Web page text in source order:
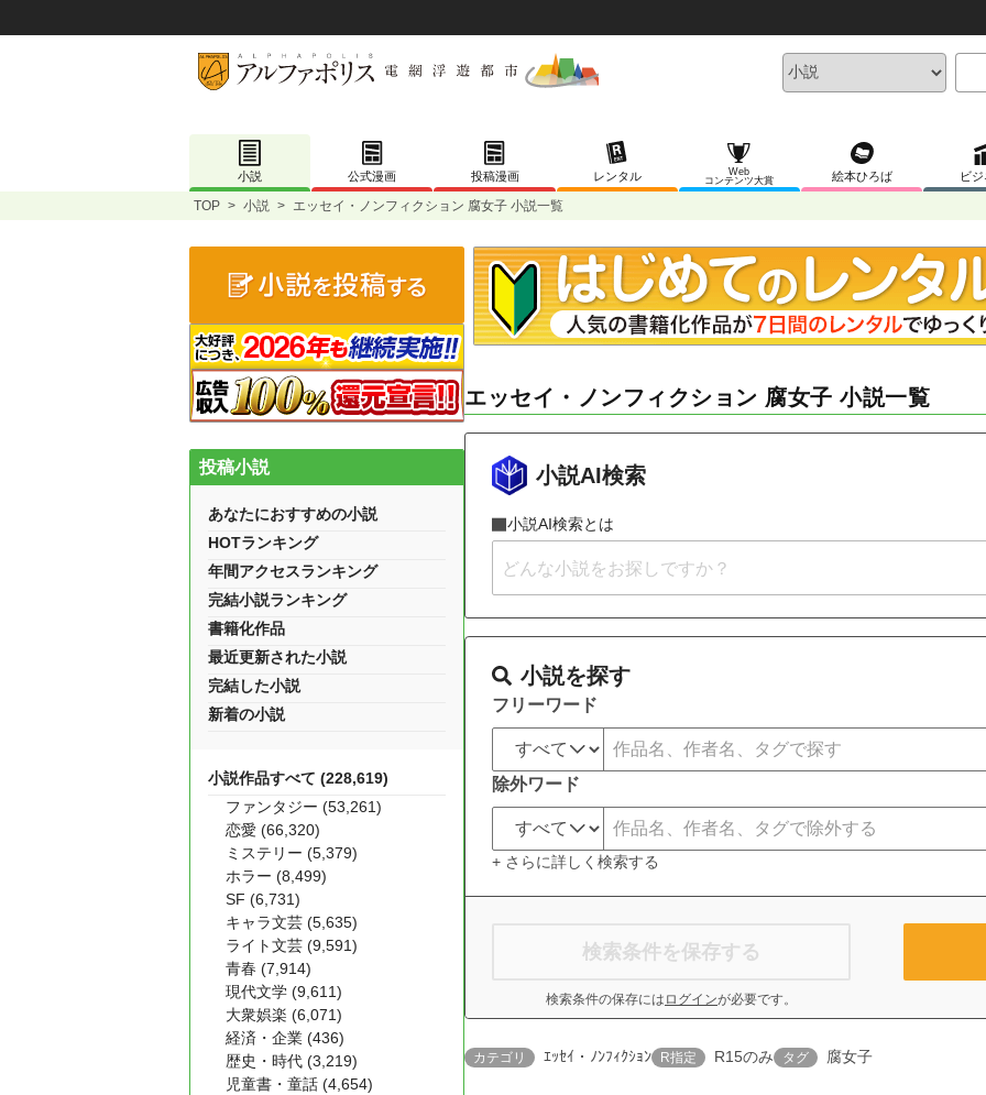
小説 公式漫画 投稿漫画 レンタル
Web
コンテンツ大賞
絵本ひろば ビジ
TOP > 小説 > エッセイ・ノンフィクション 腐女子 小説一覧
エッセイ・ノンフィクション 腐女子 小説一覧
小説AI検索
小説AI検索とは
小説を探す
フリーワード
除外ワード
+ さらに詳しく検索する
検索条件を保存する
検索条件の保存には ログインが必要です。
カテゴリ ｴｯｾｲ・ﾉﾝﾌｨｸｼｮﾝ R指定 R15のみ タグ 腐女子
投稿小説
あなたにおすすめの小説
HOTランキング
年間アクセスランキング
完結小説ランキング
書籍化作品
最近更新された小説
完結した小説
新着の小説
小説作品すべて (228,619)
ファンタジー (53,261)
恋愛 (66,320)
ミステリー (5,379)
ホラー (8,499)
SF (6,731)
キャラ文芸 (5,635)
ライト文芸 (9,591)
青春 (7,914)
現代文学 (9,611)
大衆娯楽 (6,071)
経済・企業 (436)
歴史・時代 (3,219)
児童書・童話 (4,654)